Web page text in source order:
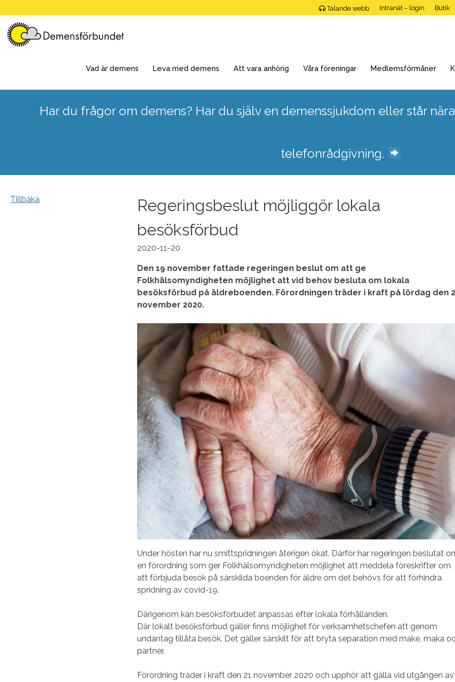
to
content
Talande webb Intranät – login Butik
Vad är demens Leva med demens Att vara anhörig Våra föreningar Medlemsförmåner
Har du frågor om demens? Har du själv en demenssjukdom eller står
telefonrådgivning.
Tillbaka
Regeringsbeslut möjliggör lokala
besöksförbud
2020-11-20
Den 19 november fattade regeringen beslut om att ge
Folkhälsomyndigheten möjlighet att vid behov besluta om lokala
besöksförbud på äldreboenden. Förordningen träder i kraft på lördag den
november 2020.
Under hösten har nu smittspridningen återigen ökat. Därför har regeringen beslutat
en förordning som ger Folkhälsomyndigheten möjlighet att meddela föreskrifter om
att förbjuda besök på särskilda boenden för äldre om det behövs för att förhindra
spridning av covid-19.
Därigenom kan besöksförbudet anpassas efter lokala förhållanden.
Där lokalt besöksförbud gäller finns möjlighet för verksamhetschefen att genom
undantag tillåta besök. Det gäller särskilt för att bryta separation med make, maka
partner.
Förordning träder i kraft den 21 november 2020 och upphör att gälla vid utgången av